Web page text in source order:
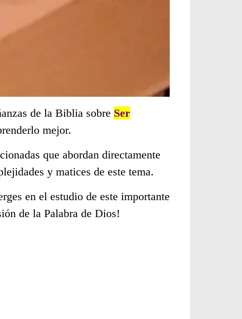
de la Biblia sobre Ser
mejor.
que abordan directamente
y matices de este tema.
en el estudio de este importante
de la Palabra de Dios!